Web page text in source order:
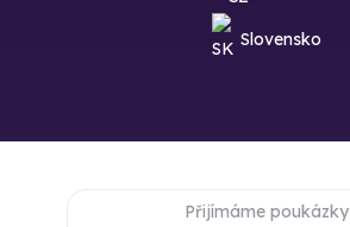
Slovensko
Přijímáme poukázky